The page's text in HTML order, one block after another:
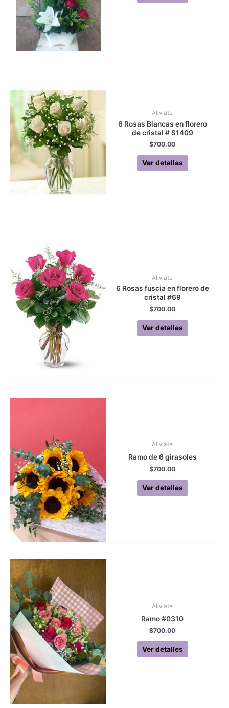
Aliviate
6 Rosas Blancas en florero
de cristal # S1409
$700.00
Ver detalles
Aliviate
6 Rosas fuscia en florero de
cristal #69
$700.00
Ver detalles
Aliviate
Ramo de 6 girasoles
$700.00
Ver detalles
Aliviate
Ramo #0310
$700.00
Ver detalles